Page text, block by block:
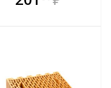
выгоднее!